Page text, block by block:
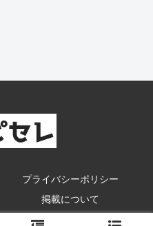
プライバシーポリシー
掲載について